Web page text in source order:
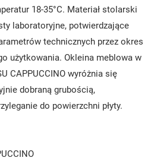
18-35°C. Materiał stolarski
laboratoryjne, potwierdzające
technicznych przez okres
użytkowania. Okleina meblowa w
CAPPUCCINO wyróżnia się
dobraną grubością,
do powierzchni płyty.